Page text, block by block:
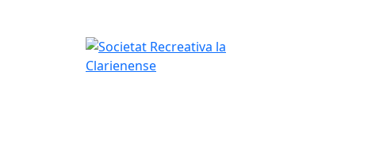
Societat Recreativa la Clarienense